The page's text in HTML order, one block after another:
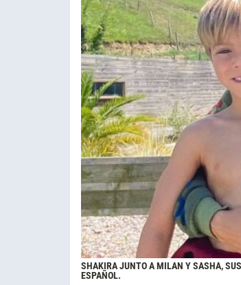
SHAKIRA JUNTO A MILAN Y SASHA,
ESPAÑOL.